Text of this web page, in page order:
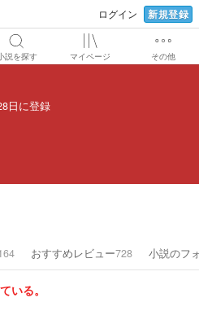
ログイン 新規登録
説を探す マイページ その他
日に登録
おすすめレビュー728 小説のフ
いる。